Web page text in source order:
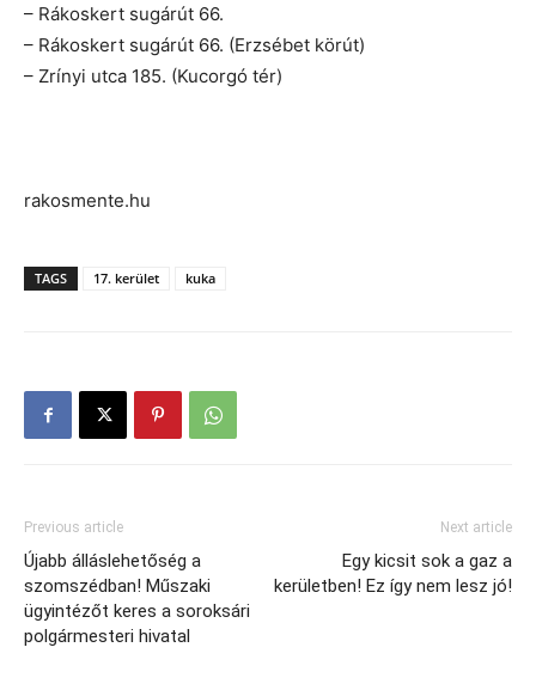
– Rákoskert sugárút 66.
– Rákoskert sugárút 66. (Erzsébet körút)
– Zrínyi utca 185. (Kucorgó tér)
rakosmente.hu
TAGS 17. kerület kuka
Previous article
Újabb álláslehetőség a
szomszédban! Műszaki
ügyintézőt keres a soroksári
polgármesteri hivatal
Next article
Egy kicsit sok a gaz a
kerületben! Ez így nem lesz jó!